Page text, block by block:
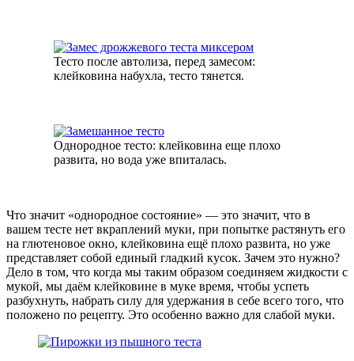
Тесто после автолиза, перед замесом:
клейковина набухла, тесто тянется.
Однородное тесто: клейковина еще плохо
развита, но вода уже впиталась.
Что значит «однородное состояние» — это значит, что в
вашем тесте нет вкраплений муки, при попытке растянуть его
на глютеновое окно, клейковина ещё плохо развита, но уже
представляет собой единый гладкий кусок. Зачем это нужно?
Дело в том, что когда мы таким образом соединяем жидкости с
мукой, мы даём клейковине в муке время, чтобы успеть
разбухнуть, набрать силу для удержания в себе всего того, что
положено по рецепту. Это особенно важно для слабой муки.